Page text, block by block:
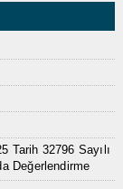
Tarih 32796 Sayılı
Değerlendirme